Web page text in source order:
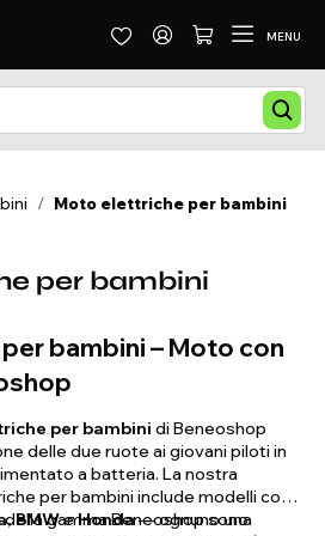
MENU
/ Moto elettriche per bambini
per bambini
bambini – Moto con
per bambini di Beneoshop
delle due ruote ai giovani piloti in
a batteria. La nostra
per bambini include modelli con
BMWeHonda— ognuno una
gamma Beneoshop sono